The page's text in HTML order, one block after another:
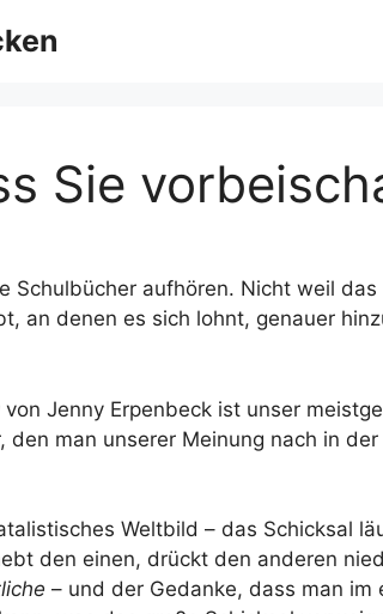
Sie
Schulbücher aufhören. Nicht weil
an denen es sich lohnt, genauer
von Jenny Erpenbeck ist unser
den man unserer Meinung nach in
Weltbild – das Schicksal
den einen, drückt den anderen
– und der Gedanke, dass man im